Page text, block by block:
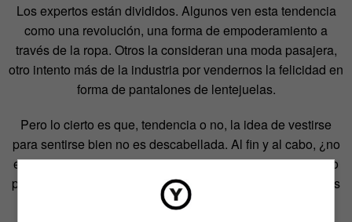
Los expertos están divididos. Algunos ven esta tendencia
como una revolución, una forma de empoderamiento a
través de la ropa. Otros la consideran una moda pasajera,
otro intento más de la industria por vendernos la felicidad en
forma de pantalones de lentejuelas.
Pero lo cierto es que, tendencia o no, la idea de vestirse
para sentirse bien no es descabellada. Al fin y al cabo, ¿no
es eso lo que deberíamos hacer siempre? Vestirse no solo
para agradar a los demás, sino para agradarnos a nosotros
mismos.